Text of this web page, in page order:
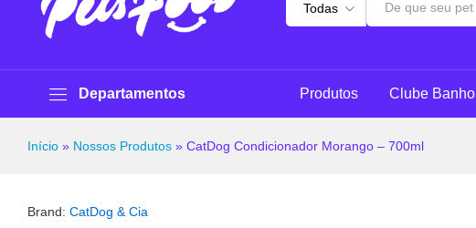
Todas
Departamentos Produtos Clube Banho
Início » Nossos Produtos » CatDog Condicionador Morango – 700ml
Brand: CatDog & Cia